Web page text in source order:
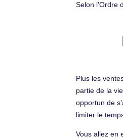
Selon l'Ordre
Plus les
partie de la
opportun de
limiter le
Vous allez en